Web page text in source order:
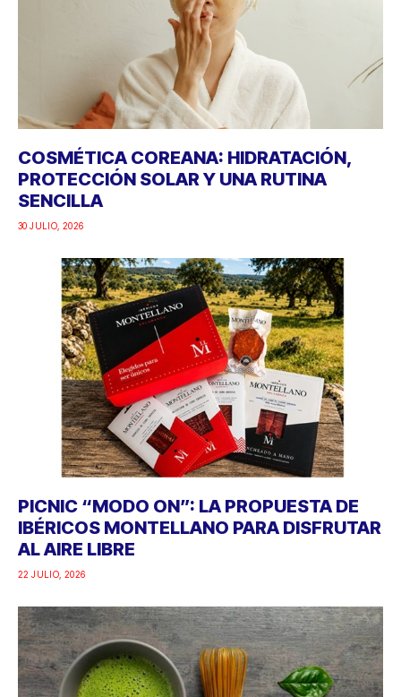
COSMÉTICA COREANA: HIDRATACIÓN,
PROTECCIÓN SOLAR Y UNA RUTINA
SENCILLA
30 JULIO, 2026
PICNIC “MODO ON”: LA PROPUESTA DE
IBÉRICOS MONTELLANO PARA DISFRUTAR
AL AIRE LIBRE
22 JULIO, 2026